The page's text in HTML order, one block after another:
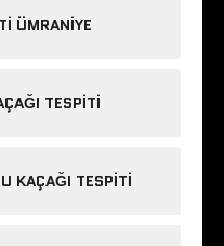
ÜMRANIYE
TESPITI
KAÇAĞI TESPITI